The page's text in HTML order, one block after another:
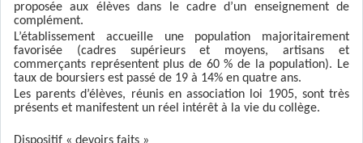
proposée aux élèves dans le cadre d’un enseignement de
complément.
L’établissement accueille une population majoritairement
favorisée (cadres supérieurs et moyens, artisans et
commerçants représentent plus de 60 % de la population). Le
taux de boursiers est passé de 19 à 14% en quatre ans.
Les parents d’élèves, réunis en association loi 1905, sont très
présents et manifestent un réel intérêt à la vie du collège.
Dispositif « devoirs faits »